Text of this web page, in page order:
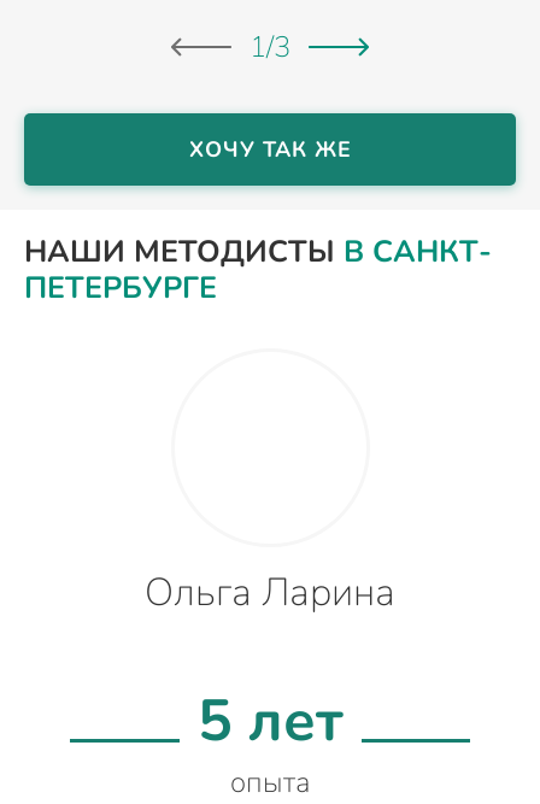
1/3
ХОЧУ ТАК ЖЕ
НАШИ МЕТОДИСТЫ В САНКТ-
ПЕТЕРБУРГЕ
Ольга Ларина
5 лет
опыта